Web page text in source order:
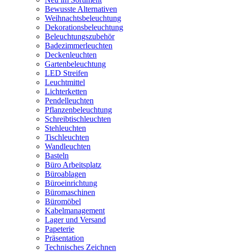
Bewusste Alternativen
Weihnachtsbeleuchtung
Dekorationsbeleuchtung
Beleuchtungszubehör
Badezimmerleuchten
Deckenleuchten
Gartenbeleuchtung
LED Streifen
Leuchtmittel
Lichterketten
Pendelleuchten
Pflanzenbeleuchtung
Schreibtischleuchten
Stehleuchten
Tischleuchten
Wandleuchten
Basteln
Büro Arbeitsplatz
Büroablagen
Büroeinrichtung
Büromaschinen
Büromöbel
Kabelmanagement
Lager und Versand
Papeterie
Präsentation
Technisches Zeichnen